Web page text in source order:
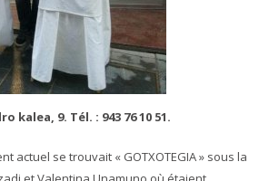
kalea, 9. Tél. : 943 76 10 51.
actuel se trouvait « GOTXOTEGIA » sous la